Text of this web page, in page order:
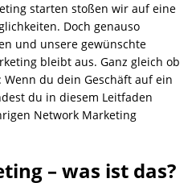
starten stoßen wir auf eine
Doch genauso
und unsere gewünschte
bleibt aus. Ganz gleich ob
du dein Geschäft auf ein
du in diesem Leitfaden
Network Marketing
– was ist das?